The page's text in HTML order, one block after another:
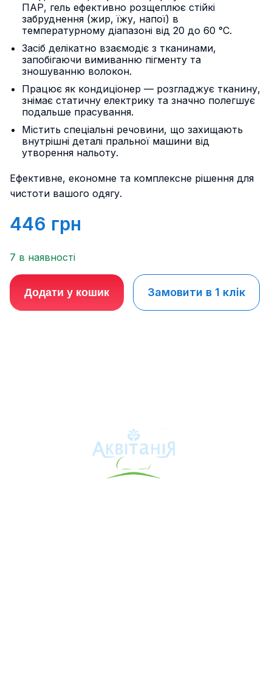
ПАР, гель ефективно розщеплює стійкі
забруднення (жир, їжу, напої) в
температурному діапазоні від 20 до 60 °C.
Засіб делікатно взаємодіє з тканинами,
запобігаючи вимиванню пігменту та
зношуванню волокон.
Працює як кондиціонер — розгладжує тканину,
знімає статичну електрику та значно полегшує
подальше прасування.
Містить спеціальні речовини, що захищають
внутрішні деталі пральної машини від
утворення нальоту.
Ефективне, економне та комплексне рішення для
чистоти вашого одягу.
446 грн
7 в наявності
Додати у кошик Замовити в 1 клік